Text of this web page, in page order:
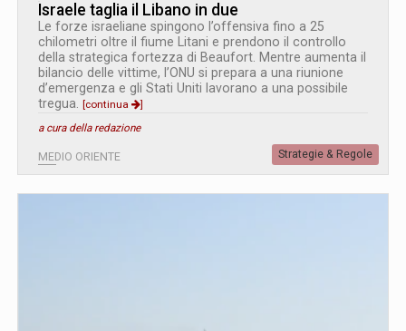
Israele taglia il Libano in due
Le forze israeliane spingono l’offensiva fino a 25
chilometri oltre il fiume Litani e prendono il controllo
della strategica fortezza di Beaufort. Mentre aumenta il
bilancio delle vittime, l’ONU si prepara a una riunione
d’emergenza e gli Stati Uniti lavorano a una possibile
tregua. [continua
]
a cura della redazione
MEDIO ORIENTE Strategie & Regole